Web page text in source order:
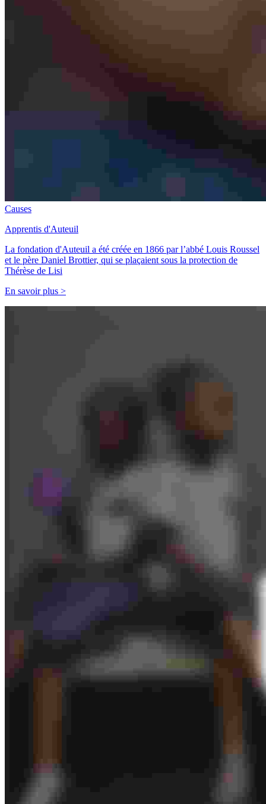
Causes
Apprentis d'Auteuil
La fondation d'Auteuil a été créée en 1866 par l’abbé Louis Roussel
et le père Daniel Brottier, qui se plaçaient sous la protection de
Thérèse de Lisi
En savoir plus >